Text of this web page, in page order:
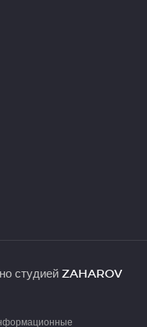
студией ZAHAROV